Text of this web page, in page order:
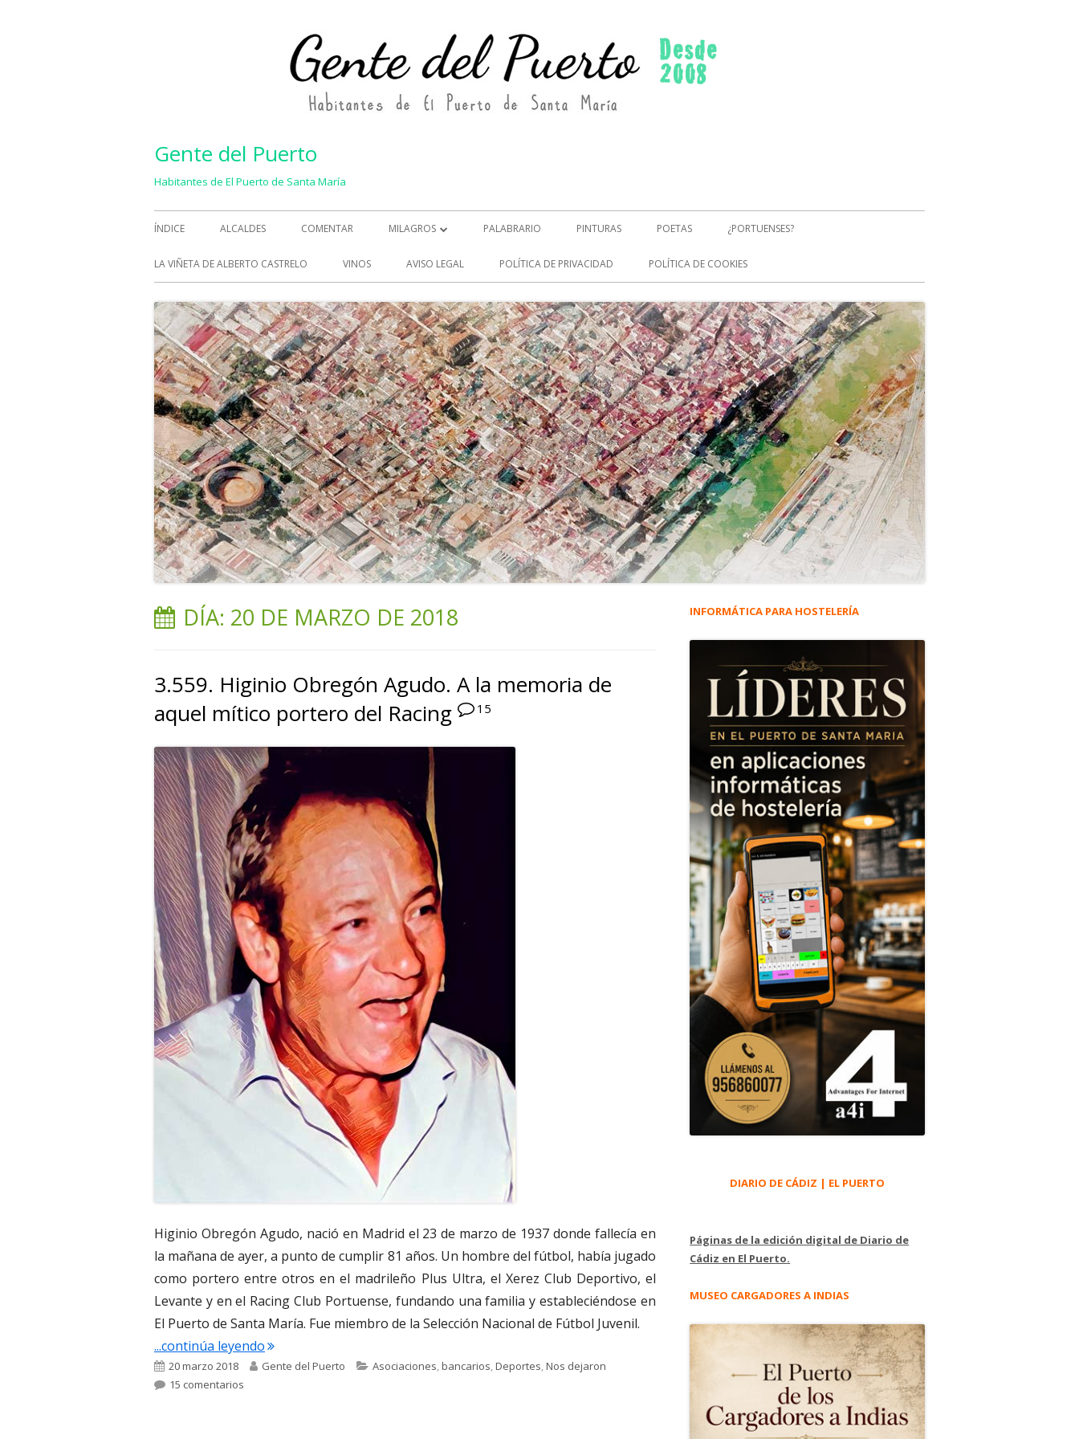
Gente del Puerto
Habitantes de El Puerto de Santa María
Menú
principal
ÍNDICE ALCALDES COMENTAR MILAGROS
MILAGROS (2)
PALABRARIO PINTURAS POETAS ¿PORTUENSES?
LA VIÑETA DE ALBERTO CASTRELO VINOS AVISO LEGAL POLÍTICA DE PRIVACIDAD POLÍTICA DE COOKIES
DÍA: 20 DE MARZO DE 2018
3.559. Higinio Obregón Agudo. A la memoria de
aquel mítico portero del Racing
15
Higinio Obregón Agudo, nació en Madrid el 23 de marzo de 1937 donde fallecía en
la mañana de ayer, a punto de cumplir 81 años. Un hombre del fútbol, había jugado
como portero entre otros en el madrileño Plus Ultra, el Xerez Club Deportivo, el
Levante y en el Racing Club Portuense, fundando una familia y estableciéndose en
El Puerto de Santa María. Fue miembro de la Selección Nacional de Fútbol Juvenil.
...continúa leyendo"3.559. Higinio Obregón Agudo. A la memoria de aquel mítico portero del Racing"
Publicado
el
20 marzo 2018 Autor
Gente del Puerto Categorías
Asociaciones,bancarios,Deportes,Nos dejaron
15 comentarios
Barra
principal
INFORMÁTICA PARA HOSTELERÍA
DIARIO DE CÁDIZ | EL PUERTO
Páginas de la edición digital de Diario de
Cádiz en El Puerto.
MUSEO CARGADORES A INDIAS